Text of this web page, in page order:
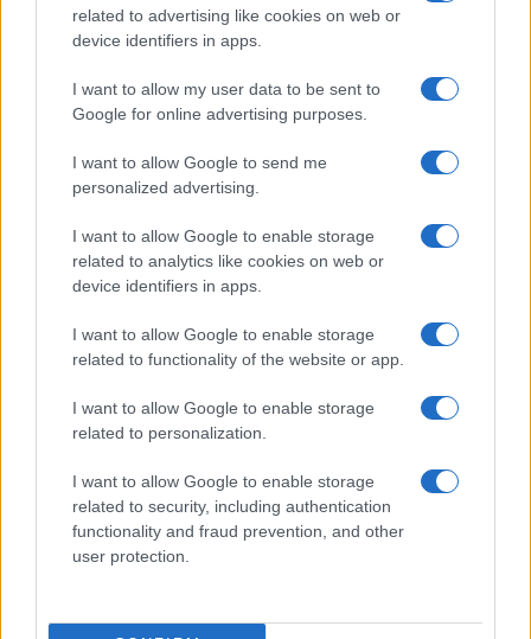
related to advertising like cookies on web or
device identifiers in apps.
I want to allow my user data to be sent to
Google for online advertising purposes.
I want to allow Google to send me
personalized advertising.
I want to allow Google to enable storage
related to analytics like cookies on web or
device identifiers in apps.
I want to allow Google to enable storage
related to functionality of the website or app.
I want to allow Google to enable storage
related to personalization.
I want to allow Google to enable storage
related to security, including authentication
functionality and fraud prevention, and other
user protection.
Auto finisce contro un muretto, un ferito ad
Incidente a Baia Sardinia, scontro tra auto e
moto: un ferito
Mario Malu